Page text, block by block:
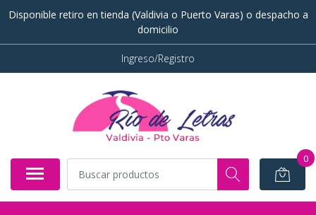
Disponible retiro en tienda (Valdivia o Puerto Varas) o despacho a
domicilio
Ingreso/Registro
0